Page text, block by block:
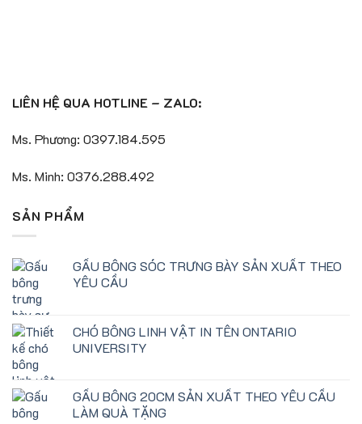
LIÊN HỆ QUA HOTLINE – ZALO:
Ms. Phương: 0397.184.595
Ms. Minh: 0376.288.492
SẢN PHẨM
GẤU BÔNG SÓC TRƯNG BÀY SẢN XUẤT THEO
YÊU CẦU
CHÓ BÔNG LINH VẬT IN TÊN ONTARIO
UNIVERSITY
GẤU BÔNG 20CM SẢN XUẤT THEO YÊU CẦU
LÀM QUÀ TẶNG